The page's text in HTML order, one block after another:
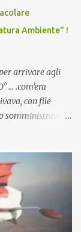
il lavoro o la
a un
tutti i vaccini
Ambiente" !
arrivare agli
... .com'era
con file
somministravano
Ghiacciato, ma